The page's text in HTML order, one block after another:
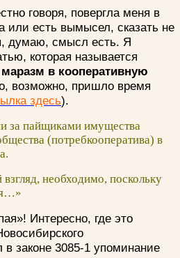
говоря, повергла меня в
или есть вымысел, сказать не
думаю, смысл есть. Я
которая называется
в кооперативную
возможно, пришло время
здесь).
за пайщиками имущества
(потребкооператива) в
необходимо, поскольку
Интересно, где это
законе 3085-1 упоминание